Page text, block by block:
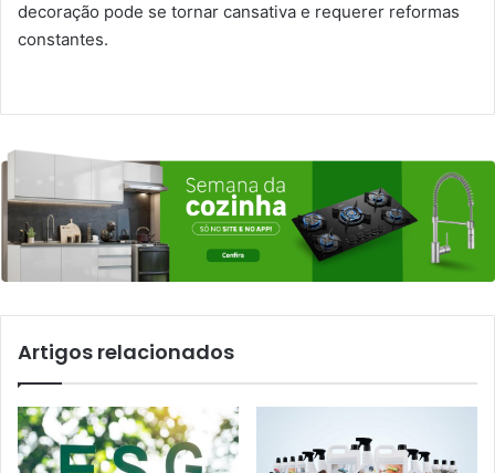
decoração pode se tornar cansativa e requerer reformas
constantes.
Artigos relacionados